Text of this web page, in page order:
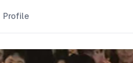
Profile